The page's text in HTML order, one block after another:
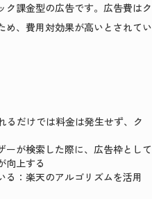
課金型の広告です。広告費はク
め、費用対効果が高いとされてい
るだけでは料金は発生せず、ク
ーが検索した際に、広告枠として
向上する
る：楽天のアルゴリズムを活用